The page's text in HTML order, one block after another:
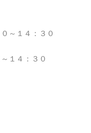
～１４：３０
１４：３０